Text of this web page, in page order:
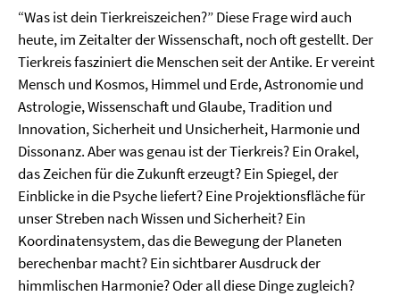
“Was ist dein Tierkreiszeichen?” Diese Frage wird auch
heute, im Zeitalter der Wissenschaft, noch oft gestellt. Der
Tierkreis fasziniert die Menschen seit der Antike. Er vereint
Mensch und Kosmos, Himmel und Erde, Astronomie und
Astrologie, Wissenschaft und Glaube, Tradition und
Innovation, Sicherheit und Unsicherheit, Harmonie und
Dissonanz. Aber was genau ist der Tierkreis? Ein Orakel,
das Zeichen für die Zukunft erzeugt? Ein Spiegel, der
Einblicke in die Psyche liefert? Eine Projektionsfläche für
unser Streben nach Wissen und Sicherheit? Ein
Koordinatensystem, das die Bewegung der Planeten
berechenbar macht? Ein sichtbarer Ausdruck der
himmlischen Harmonie? Oder all diese Dinge zugleich?